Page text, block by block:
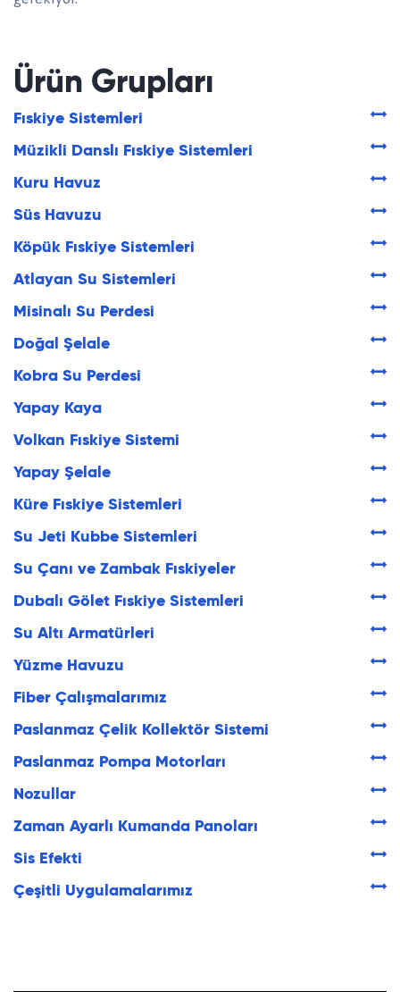
Ürün Grupları
Fıskiye Sistemleri
Müzikli Danslı Fıskiye Sistemleri
Kuru Havuz
Süs Havuzu
Köpük Fıskiye Sistemleri
Atlayan Su Sistemleri
Misinalı Su Perdesi
Doğal Şelale
Kobra Su Perdesi
Yapay Kaya
Volkan Fıskiye Sistemi
Yapay Şelale
Küre Fıskiye Sistemleri
Su Jeti Kubbe Sistemleri
Su Çanı ve Zambak Fıskiyeler
Dubalı Gölet Fıskiye Sistemleri
Su Altı Armatürleri
Yüzme Havuzu
Fiber Çalışmalarımız
Paslanmaz Çelik Kollektör Sistemi
Paslanmaz Pompa Motorları
Nozullar
Zaman Ayarlı Kumanda Panoları
Sis Efekti
Çeşitli Uygulamalarımız